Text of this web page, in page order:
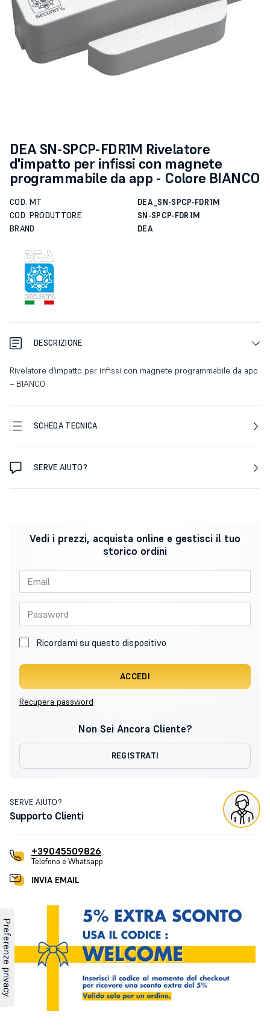
DEA SN-SPCP-FDR1M Rivelatore
d'impatto per infissi con magnete
programmabile da app - Colore BIANCO
COD. MT
DEA_SN-SPCP-FDR1M
COD. PRODUTTORE
SN-SPCP-FDR1M
BRAND
DEA
DESCRIZIONE
Rivelatore d’impatto per infissi con magnete programmabile da app
– BIANCO
SCHEDA TECNICA
SERVE AIUTO?
Vedi i prezzi, acquista online e gestisci il tuo
storico ordini
Ricordami su questo dispositivo
ACCEDI
Recupera password
Non Sei Ancora Cliente?
REGISTRATI
SERVE AIUTO?
Supporto Clienti
+39045509826
Telefono e Whatsapp
INVIA EMAIL